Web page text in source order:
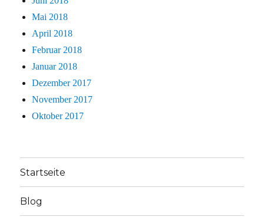
Mai 2018
April 2018
Februar 2018
Januar 2018
Dezember 2017
November 2017
Oktober 2017
Startseite
Blog